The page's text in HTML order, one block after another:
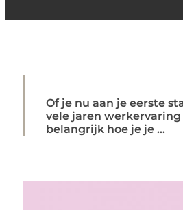
Of je nu aan je eerste
vele jaren
belangrijk hoe je je ...